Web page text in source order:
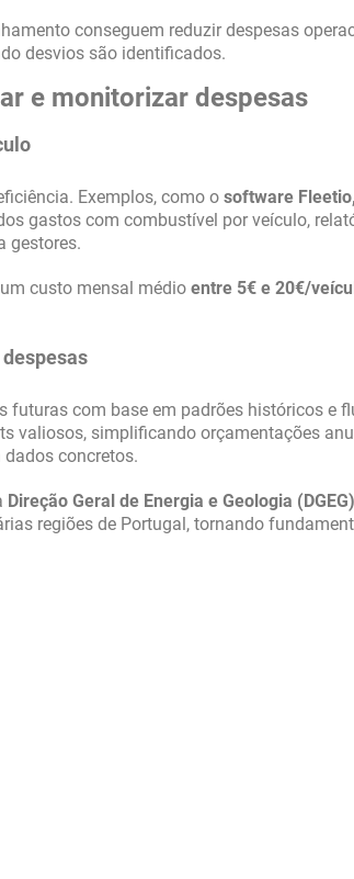
conseguem reduzir despesas
desvios são identificados.
e monitorizar despesas
Exemplos, como o software
gastos com combustível por veículo,
gestores.
custo mensal médio entre 5€ e 20€/
futuras com base em padrões históricos e
valiosos, simplificando orçamentações
concretos.
Direção Geral de Energia e Geologia (DGEG)
regiões de Portugal, tornando